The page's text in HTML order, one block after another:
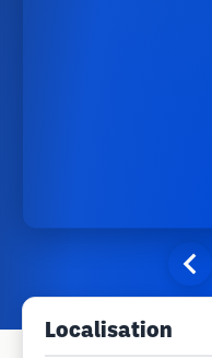
Localisation